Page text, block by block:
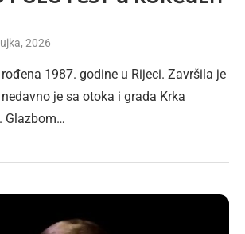
2026
1987. godine u Rijeci. Završila je
je sa otoka i grada Krka
Glazbom…